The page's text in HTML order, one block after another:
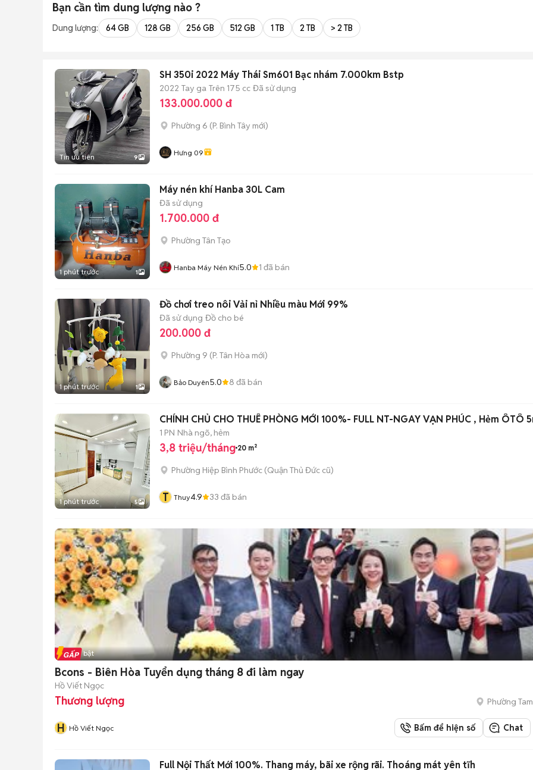
Bạn cần tìm dung lượng nào ?
Dung lượng: 64 GB 128 GB 256 GB 512 GB 1 TB 2 TB > 2 TB
Tin ưu tiên 9
SH 350i 2022 Máy Thái Sm601 Bạc nhám 7.000km Bstp
2022 Tay ga Trên 175 cc Đã sử dụng
133.000.000 đ
Phường 6 (P. Bình Tây mới)
Hưng 09
1 phút trước 1
Máy nén khí Hanba 30L Cam
Đã sử dụng
1.700.000 đ
Phường Tân Tạo
Hanba Máy Nén Khí5.0 1 đã bán
1 phút trước 1
Đồ chơi treo nôi Vải nỉ Nhiều màu Mới 99%
Đã sử dụng Đồ cho bé
200.000 đ
Phường 9 (P. Tân Hòa mới)
Bảo Duyên5.0 8 đã bán
1 phút trước 5
CHÍNH CHỦ CHO THUÊ PHÒNG MỚI 100%- FULL NT-NGAY VẠN PHÚC , Hẻm ÔTÔ
1 PN Nhà ngõ, hẻm
3,8 triệu/tháng 20 m²
Phường Hiệp Bình Phước (Quận Thủ Đức cũ)
T Thuy4.9 33 đã bán
Tin nổi bật
Bcons - Biên Hòa Tuyển dụng tháng 8 đi làm ngay
Hồ Viết Ngọc
Thương lượng Phường
H Hồ Viết Ngọc Bấm để hiện số Chat
Full Nội Thất Mới 100%. Thang máy, bãi xe rộng rãi. Thoáng mát yên tĩh